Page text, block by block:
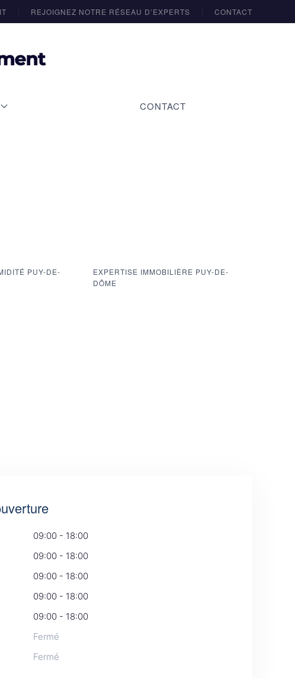
REJOIGNEZ NOTRE RÉSEAU D’EXPERTS CONTACT
CONTACT
PUY-DE-
EXPERTISE IMMOBILIÈRE PUY-DE-
DÔME
09:00 - 18:00
09:00 - 18:00
09:00 - 18:00
09:00 - 18:00
09:00 - 18:00
Fermé
Fermé